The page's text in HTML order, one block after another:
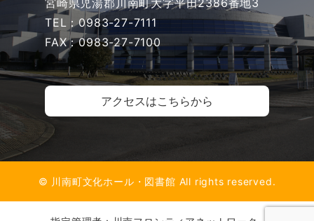
宮崎県児湯郡川南町大字平田2386番地3
TEL：0983-27-7111
FAX：0983-27-7100
アクセスはこちらから
© 川南町文化ホール・図書館 All rights reserved.